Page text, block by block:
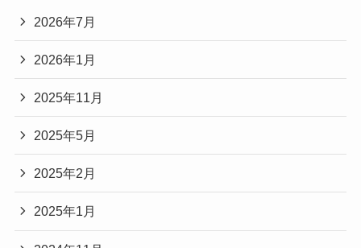
2026年7月
2026年1月
2025年11月
2025年5月
2025年2月
2025年1月